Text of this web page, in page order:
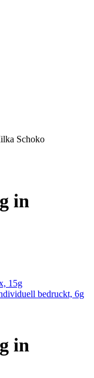
Schoko
in
15g
bedruckt, 6g
in